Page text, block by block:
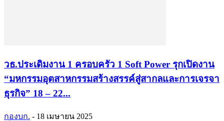
วธ.ประเดิมงาน 1 ครอบครัว 1 Soft Power รุกเปิดงาน
“มหกรรมอุตสาหกรรมสร้างสรรค์สู่สากลและการเจรจา
ธุรกิจ” 18 – 22...
กองบก. - 18 เมษายน 2025